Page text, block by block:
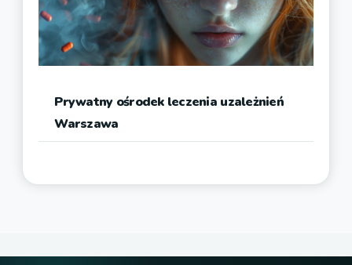
Prywatny ośrodek leczenia uzależnień
Warszawa